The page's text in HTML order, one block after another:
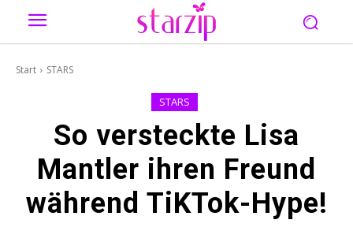
Start STARS
STARS
So versteckte Lisa
Mantler ihren Freund
während TiKTok-Hype!